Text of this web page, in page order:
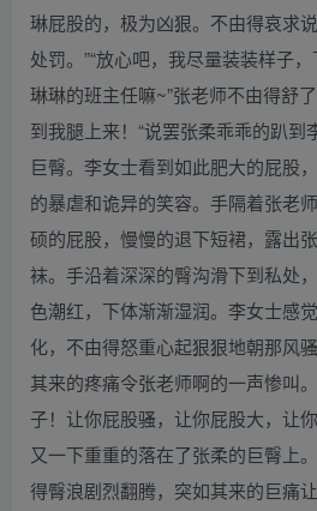
琳屁股的，极为凶狠。不由得哀求
处罚。”“放心吧，我尽量装装样子
琳琳的班主任嘛~”张老师不由得舒
到我腿上来！“说罢张柔乖乖的趴到
巨臀。李女士看到如此肥大的屁股
的暴虐和诡异的笑容。手隔着张老
硕的屁股，慢慢的退下短裙，露出
袜。手沿着深深的臀沟滑下到私处
色潮红，下体渐渐湿润。李女士感
化，不由得怒重心起狠狠地朝那风
其来的疼痛令张老师啊的一声惨叫
子！让你屁股骚，让你屁股大，让
又一下重重的落在了张柔的巨臀上
得臀浪剧烈翻腾，突如其来的巨痛